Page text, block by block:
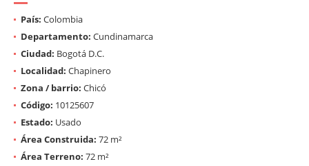
País: Colombia
Departamento: Cundinamarca
Ciudad: Bogotá D.C.
Localidad: Chapinero
Zona / barrio: Chicó
Código: 10125607
Estado: Usado
Área Construida: 72 m²
Área Terreno: 72 m²